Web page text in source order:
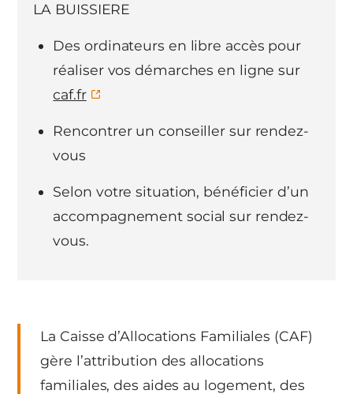
La Caisse d’Allocations Familiales (CAF)
gère l’attribution des allocations
familiales, des aides au logement, des
LA BUISSIERE
Des ordinateurs en libre accès pour
réaliser vos démarches en ligne sur
caf.fr
Rencontrer un conseiller sur rendez-
vous
Selon votre situation, bénéficier d’un
accompagnement social sur rendez-
vous.